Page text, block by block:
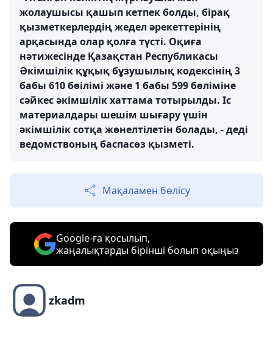
жолаушысы қашып кетпек болды, бірақ
қызметкерлердің жедел әрекеттерінің
арқасында олар қолға түсті. Оқиға
нәтижесінде Қазақстан Республикасы
Әкімшілік құқық бұзушылық кодексінің 3
бабы 610 бөілімі және 1 бабы 599 бөліміне
сәйкес әкімшілік хаттама тотырылды. Іс
материалдары шешім шығару үшін
әкімшілік сотқа жөнелтілетін болады, - деді
ведомствоның баспасөз қызметі.
Мақаламен бөлісу
Google-ға қосылып,
жаңалықтарды бірінші болып оқыңыз
zkadm